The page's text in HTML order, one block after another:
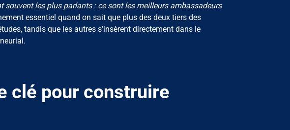
souvent les plus parlants : ce sont les meilleurs ambassadeurs
essentiel quand on sait que plus des deux tiers des
tandis que les autres s’insèrent directement dans le
clé pour construire